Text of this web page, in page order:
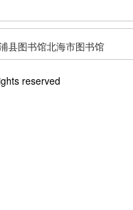
县图书馆北海市图书馆
reserved